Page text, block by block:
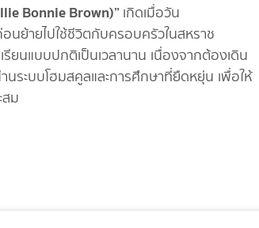
Bonnie Brown)”เกิดเมื่อวัน
นย้ายไปใช้ชีวิตกับครอบครัวในสหราช
รียนแบบปกติเป็นเวลานาน เนื่องจากต้องเดิน
ระบบโฮมสคูลและการศึกษาที่ยืดหยุ่น เพื่อให้
สม